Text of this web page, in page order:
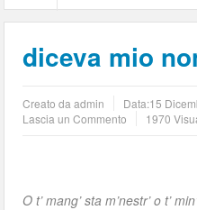
diceva mio
Creato daadmin Data:15
Lascia un Commento
1970
O t’ mang’ sta m’nestr’ o t’